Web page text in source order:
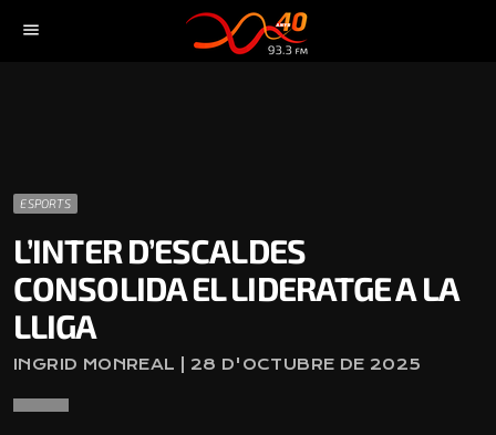
menu
ESPORTS
L’INTER D’ESCALDES
CONSOLIDA EL LIDERATGE A LA
LLIGA
INGRID MONREAL | 28 D'OCTUBRE DE 2025